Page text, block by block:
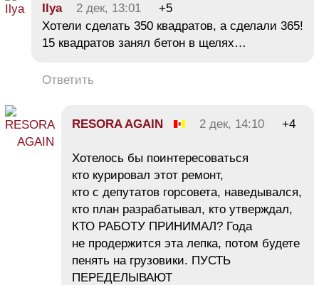
Ilya 2 дек, 13:01
+5
Хотели сделать 350 квадратов, а сделали 365!
15 квадратов занял бетон в щелях…
Ответить
RESORA AGAIN 2 дек, 14:10 +4
Хотелось бы поинтересоваться
кто курировал этот ремонт,
кто с депутатов горсовета, наведывался,
кто план разрабатывал, кто утверждал,
КТО РАБОТУ ПРИНИМАЛ? Года
не продержится эта лепка, потом будете
пенять на грузовики. ПУСТЬ
ПЕРЕДЕЛЫВАЮТ